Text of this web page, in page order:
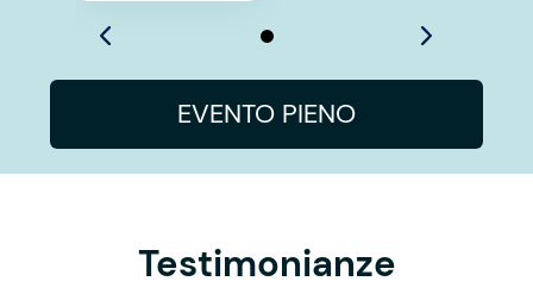
EVENTO PIENO
Testimonianze